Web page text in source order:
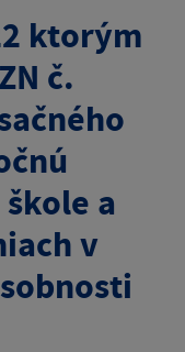
ktorým
č.
a
v